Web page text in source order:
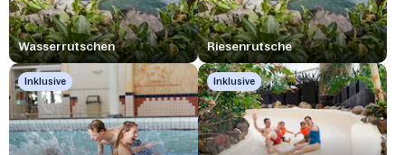
Wasserrutschen Riesenrutsche
Inklusive Inklusive